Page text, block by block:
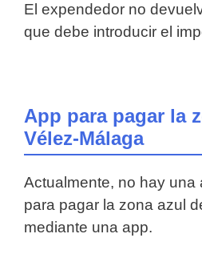
El expendedor no
que debe introducir el
App para pagar la
Vélez-Málaga
Actualmente, no hay una
para pagar la zona azul
mediante una app.